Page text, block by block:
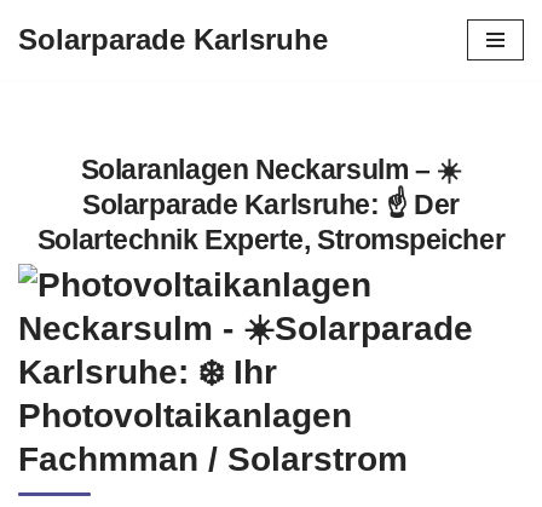
Solarparade Karlsruhe
Solaranlagen Neckarsulm – ☀️
Solarparade Karlsruhe: ☝️ Der
Solartechnik Experte, Stromspeicher